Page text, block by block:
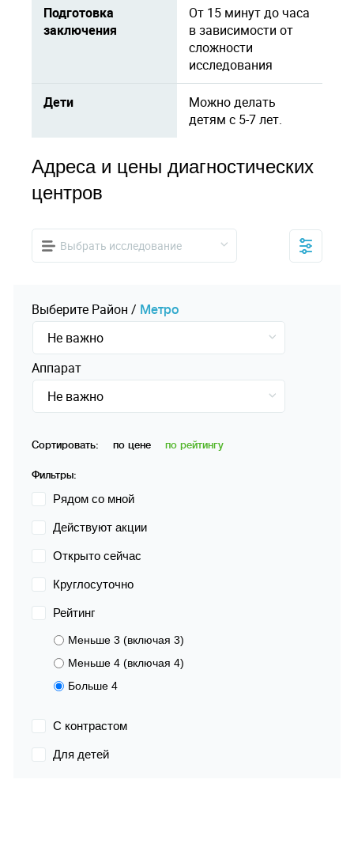
Подготовка
заключения
От 15 минут до часа
в зависимости от
сложности
исследования
Дети
Можно делать
детям с 5-7 лет.
Адреса и цены диагностических
центров
Выбрать исследование
Выберите Pайон / Mетро
Не важно
Аппарат
Не важно
Сортировать: по цене по рейтингу
Фильтры:
Рядом со мной
Действуют акции
Открыто сейчас
Круглосуточно
Рейтинг
Меньше 3 (включая 3)
Меньше 4 (включая 4)
Больше 4
С контрастом
Для детей